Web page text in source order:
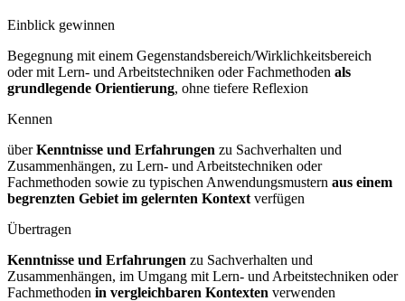
Einblick gewinnen
Begegnung mit einem Gegenstandsbereich/Wirklichkeitsbereich
oder mit Lern- und Arbeitstechniken oder Fachmethoden als
grundlegende Orientierung, ohne tiefere Reflexion
Kennen
überKenntnisse und Erfahrungen zu Sachverhalten und
Zusammenhängen, zu Lern- und Arbeitstechniken oder
Fachmethoden sowie zu typischen Anwendungsmustern aus einem
begrenzten Gebiet im gelernten Kontext verfügen
Übertragen
Kenntnisse und Erfahrungen zu Sachverhalten und
Zusammenhängen, im Umgang mit Lern- und Arbeitstechniken oder
Fachmethoden in vergleichbaren Kontexten verwenden